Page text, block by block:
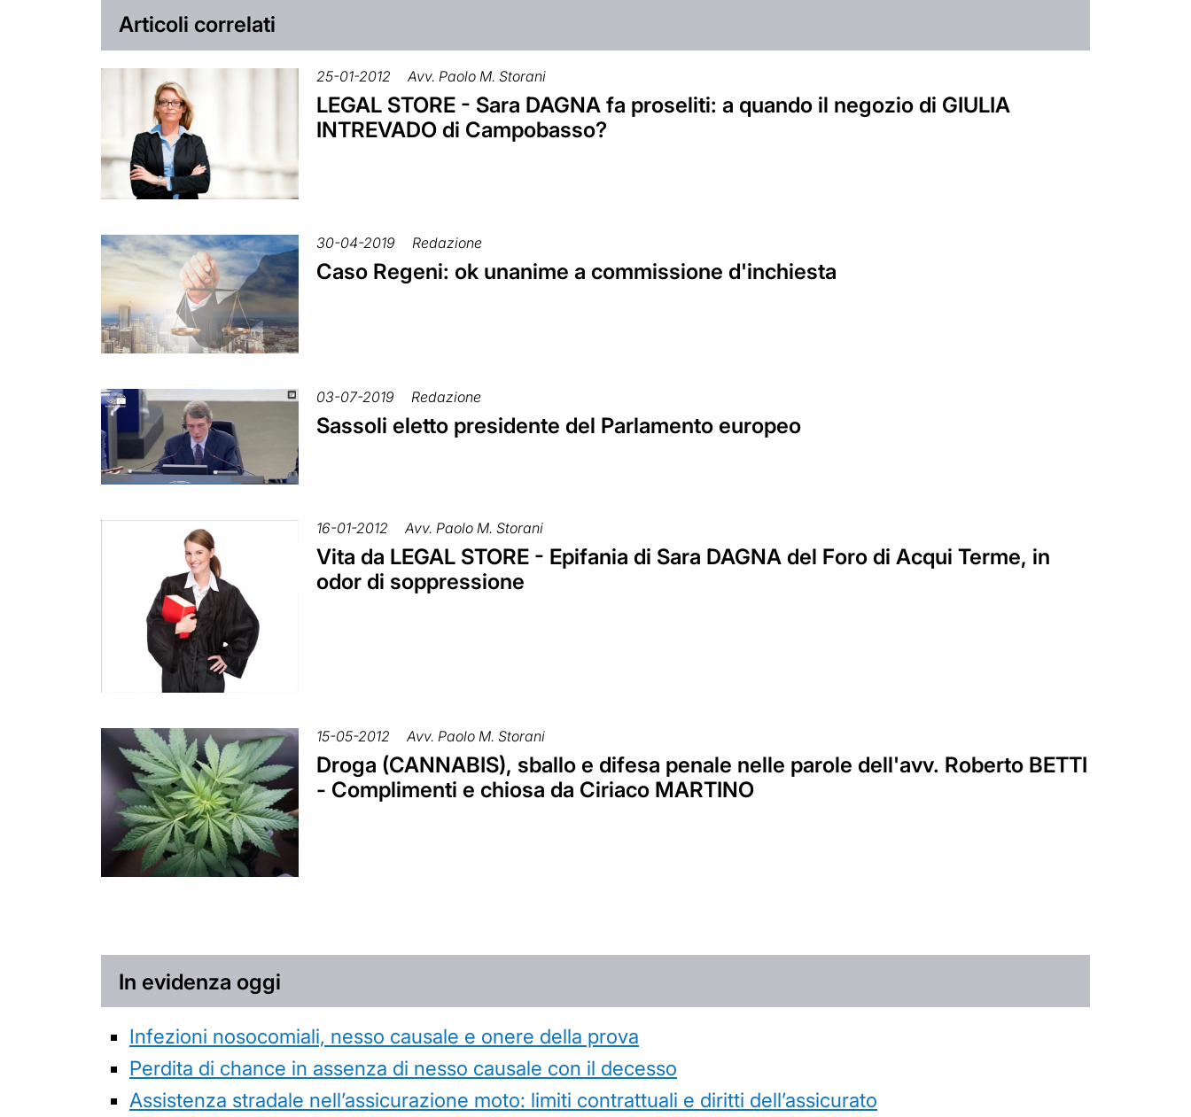
Articoli correlati
25-01-2012 Avv. Paolo M. Storani
LEGAL STORE - Sara DAGNA fa proseliti: a quando il negozio di GIULIA
INTREVADO di Campobasso?
30-04-2019 Redazione
Caso Regeni: ok unanime a commissione d'inchiesta
03-07-2019 Redazione
Sassoli eletto presidente del Parlamento europeo
16-01-2012 Avv. Paolo M. Storani
Vita da LEGAL STORE - Epifania di Sara DAGNA del Foro di Acqui Terme, in
odor di soppressione
15-05-2012 Avv. Paolo M. Storani
Droga (CANNABIS), sballo e difesa penale nelle parole dell'avv. Roberto BETTI
- Complimenti e chiosa da Ciriaco MARTINO
In evidenza oggi
Infezioni nosocomiali, nesso causale e onere della prova
Perdita di chance in assenza di nesso causale con il decesso
Assistenza stradale nell’assicurazione moto: limiti contrattuali e diritti dell’assicurato